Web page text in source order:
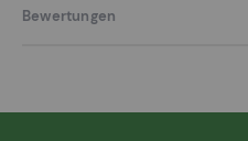
Bewertungen